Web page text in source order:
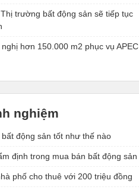
trường bất động sản sẽ tiếp tục
hơn 150.000 m2 phục vụ APEC
nghiệm
động sản tốt như thế nào
định trong mua bán bất động sản
phố cho thuê với 200 triệu đồng